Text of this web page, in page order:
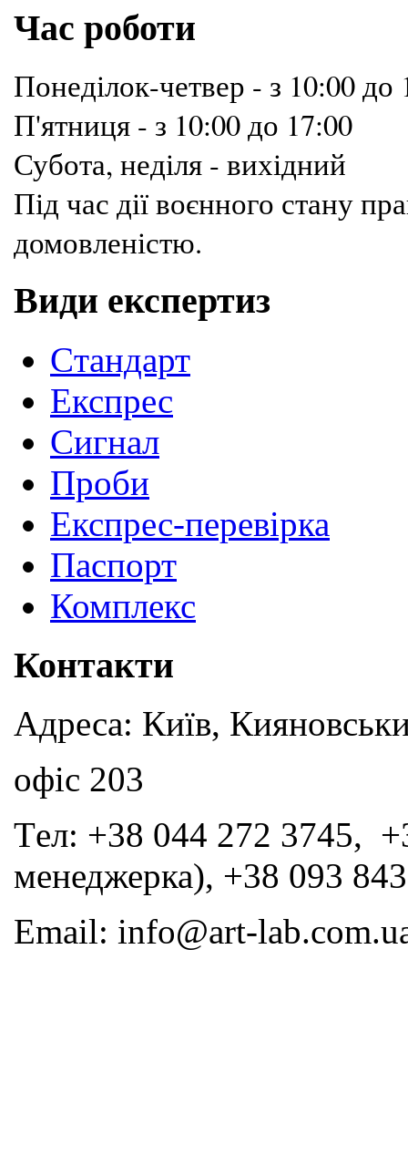
Час роботи
Понеділок-четвер - з 10:00 до
П'ятниця - з 10:00 до 17:00
Субота, неділя - вихідний
Під час дії воєнного стану
домовленістю.
Види експертиз
Cтандарт
Експрес
Сигнал
Проби
Експрес-перевірка
Паспорт
Комплекс
Контакти
Адреса: Київ,
офіс 203
Tел: +38 044 272 3745,
менеджерка), +38 093
Email: info@art-